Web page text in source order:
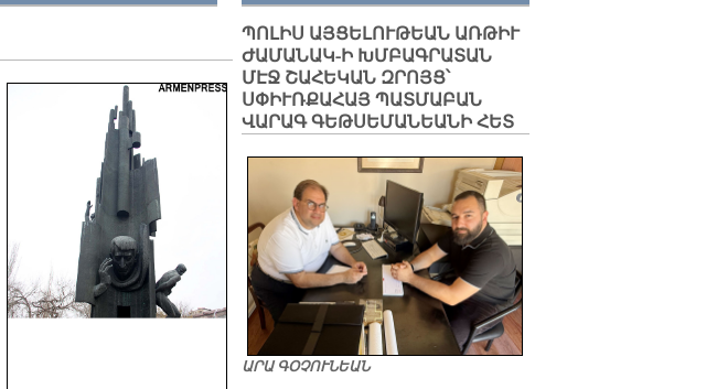
ՊՈԼԻՍ ԱՅՑԵԼՈՒԹԵԱՆ ԱՌԹԻՒ
ԺԱՄԱՆԱԿ-Ի ԽՄԲԱԳՐԱՏԱՆ
ՄԷՋ ՇԱՀԵԿԱՆ ԶՐՈՅՑ՝
ՍՓԻՒՌՔԱՀԱՅ ՊԱՏՄԱԲԱՆ
ՎԱՐԱԳ ԳԵԹՍԵՄԱՆԵԱՆԻ ՀԵՏ
ԱՐԱ ԳՕՉՈՒՆԵԱՆ